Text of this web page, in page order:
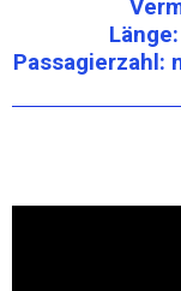
Passagierzahl: